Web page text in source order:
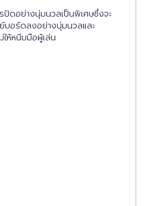
ปิดอย่างนุ่มนวลเป็นพิเศษซึ่งจะ
อร์ดลงอย่างนุ่มนวลและ
ห้หนีบมือผู้เล่น